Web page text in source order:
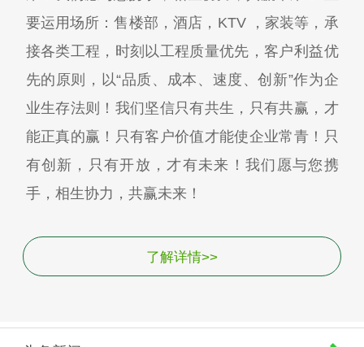
要运用场所：售楼部，酒店，KTV ，家装等，承
接各类工程，时刻以工程质量优先，客户利益优
先的原则，以“品质、成本、速度、创新”作为企
业生存法则！我们坚信只有共生，只有共赢，才
能正真的赢！只有客户价值才能使企业常青！只
有创新，只有开放，才有未来！我们愿与您携
手，相生协力，共赢未来！
了解详情>>